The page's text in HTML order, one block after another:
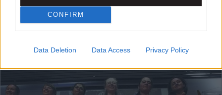
CONFIRM
Data Deletion Data Access Privacy Policy